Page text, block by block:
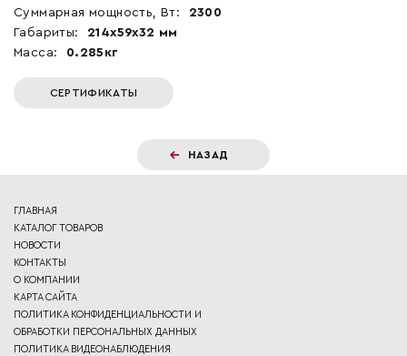
Суммарная мощность, Вт:
2300
Габариты:
214x59x32 мм
Масса:
0.285кг
СЕРТИФИКАТЫ
НАЗАД
ГЛАВНАЯ
КАТАЛОГ ТОВАРОВ
НОВОСТИ
КОНТАКТЫ
О КОМПАНИИ
КАРТА САЙТА
ПОЛИТИКА КОНФИДЕНЦИАЛЬНОСТИ И
ОБРАБОТКИ ПЕРСОНАЛЬНЫХ ДАННЫХ
ПОЛИТИКА ВИДЕОНАБЛЮДЕНИЯ